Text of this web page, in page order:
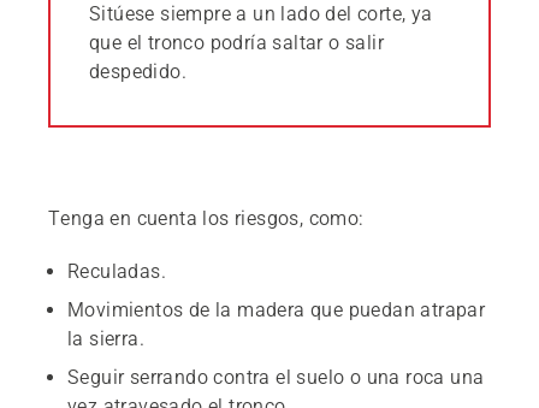
Sitúese siempre a un lado del corte, ya
que el tronco podría saltar o salir
despedido.
Tenga en cuenta los riesgos, como:
Reculadas.
Movimientos de la madera que puedan atrapar
la sierra.
Seguir serrando contra el suelo o una roca una